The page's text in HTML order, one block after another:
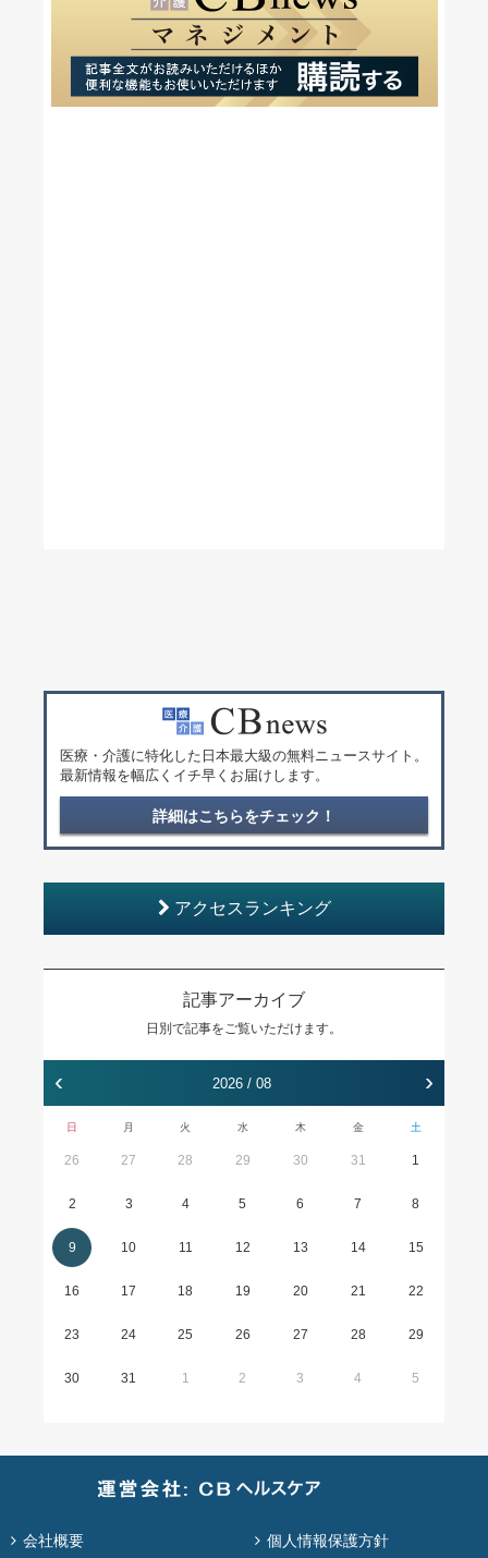
医療・介護に特化した日本最大級の無料ニュースサイト。
最新情報を幅広くイチ早くお届けします。
詳細はこちらをチェック！
アクセスランキング
記事アーカイブ
日別で記事をご覧いただけます。
‹ 2026 / 08 ›
日 月 火 水 木 金 土
26 27 28 29 30 31 1
2 3 4 5 6 7 8
9 10 11 12 13 14 15
16 17 18 19 20 21 22
23 24 25 26 27 28 29
30 31 1 2 3 4 5
会社概要 個人情報保護方針